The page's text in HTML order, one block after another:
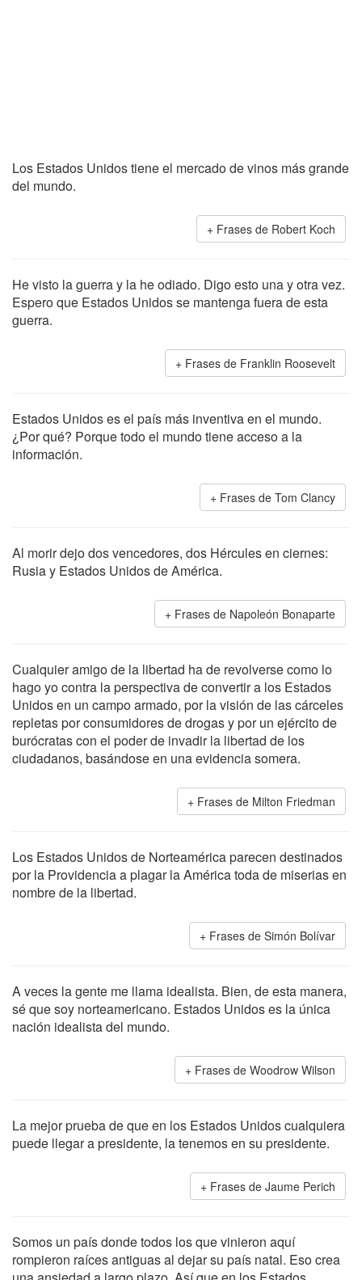
Los Estados Unidos tiene el mercado de vinos más grande
del mundo.
Frases de Robert Koch
He visto la guerra y la he odiado. Digo esto una y otra vez.
Espero que Estados Unidos se mantenga fuera de esta
guerra.
Frases de Franklin Roosevelt
Estados Unidos es el país más inventiva en el mundo.
¿Por qué? Porque todo el mundo tiene acceso a la
información.
Frases de Tom Clancy
Al morir dejo dos vencedores, dos Hércules en ciernes:
Rusia y Estados Unidos de América.
Frases de Napoleón Bonaparte
Cualquier amigo de la libertad ha de revolverse como lo
hago yo contra la perspectiva de convertir a los Estados
Unidos en un campo armado, por la visión de las cárceles
repletas por consumidores de drogas y por un ejército de
burócratas con el poder de invadir la libertad de los
ciudadanos, basándose en una evidencia somera.
Frases de Milton Friedman
Los Estados Unidos de Norteamérica parecen destinados
por la Providencia a plagar la América toda de miserias en
nombre de la libertad.
Frases de Simón Bolívar
A veces la gente me llama idealista. Bien, de esta manera,
sé que soy norteamericano. Estados Unidos es la única
nación idealista del mundo.
Frases de Woodrow Wilson
La mejor prueba de que en los Estados Unidos cualquiera
puede llegar a presidente, la tenemos en su presidente.
Frases de Jaume Perich
Somos un país donde todos los que vinieron aquí
rompieron raíces antiguas al dejar su país natal. Eso crea